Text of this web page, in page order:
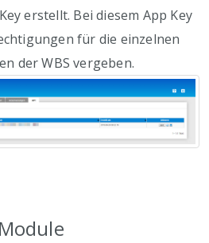
erstellt. Bei diesem App Key
für die einzelnen
der WBS vergeben.
Module